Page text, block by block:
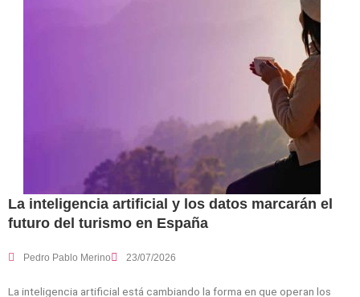
La inteligencia artificial y los datos marcarán el
futuro del turismo en España
Pedro Pablo Merino 23/07/2026
La inteligencia artificial está cambiando la forma en que operan los